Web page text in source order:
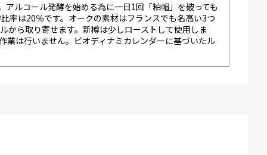
ルコール発酵を始める為に一日1回「粕帽」を破っても
率は20％です。オークの素材はフランスでも名高い3つ
から取り寄せます。新樽は少しローストして使用しま
業は行いません。ビオディナミカレンダーに基づいたル